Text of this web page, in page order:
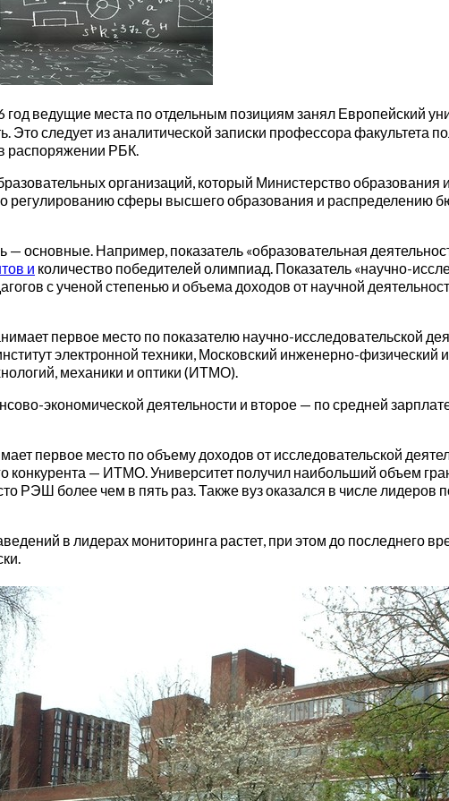
ведущие места по отдельным позициям занял Европейский
Это следует из аналитической записки профессора факультета
распоряжении РБК.
организаций, который Министерство образования
регулированию сферы высшего образования и распределению
— основные. Например, показатель «образовательная
и количество победителей олимпиад. Показатель «научно-
с ученой степенью и объема доходов от научной
первое место по показателю научно-исследовательской
электронной техники, Московский инженерно-
механики и оптики (ИТМО).
экономической деятельности и второе — по средней
первое место по объему доходов от исследовательской
— ИТМО. Университет получил наибольший объем
РЭШ более чем в пять раз. Также вуз оказался в числе лидеров
в лидерах мониторинга растет, при этом до последнего